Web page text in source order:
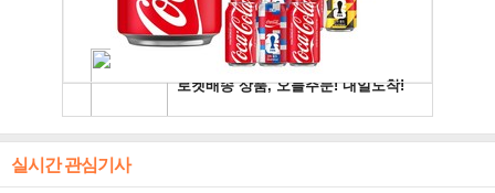
실시간 관심기사